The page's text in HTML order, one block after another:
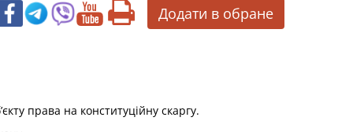
Додати в обране
права на конституційну скаргу.